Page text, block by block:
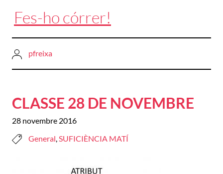
Fes-ho córrer!
pfreixa
CLASSE 28 DE NOVEMBRE
28 novembre 2016
General,SUFICIÈNCIA MATÍ